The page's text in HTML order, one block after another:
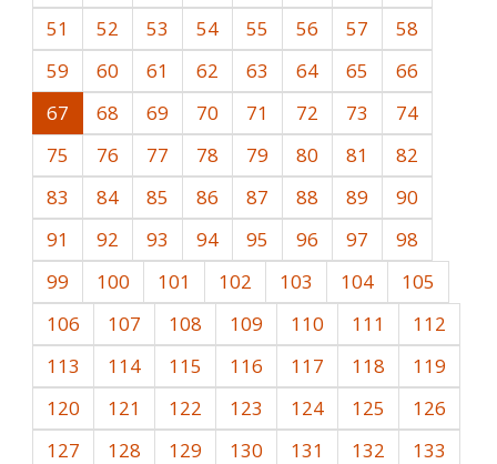
51
52 53 54 55 56 57
58
59
60 61 62 63 64 65
66
67
68 69 70 71 72 73
74
75
76 77 78 79 80 81
82
83
84 85 86 87 88 89
90
91
92 93 94 95 96 97
98
99
100 101 102 103 104
105
106
107 108 109 110 111
112
113
114 115 116 117 118
119
120
121 122 123 124 125
126
127
128 129 130 131 132
133